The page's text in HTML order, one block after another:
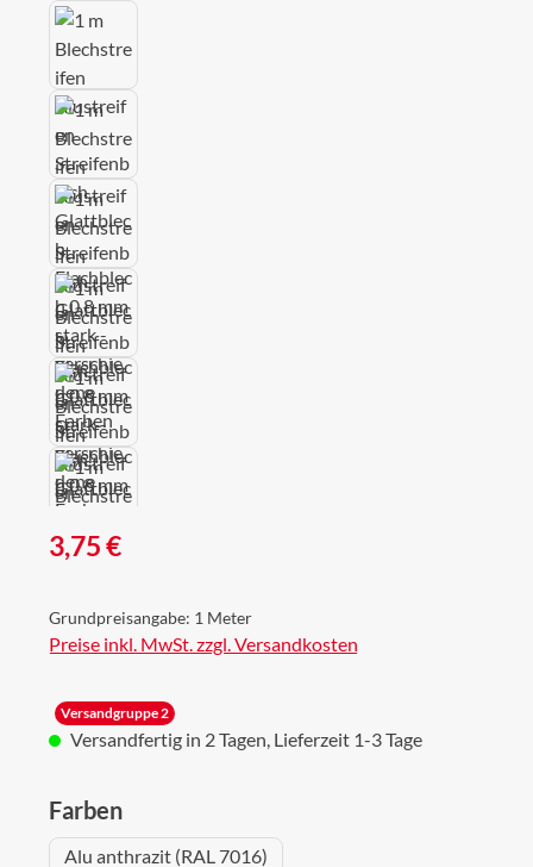
Regulärer Preis:
3,75 €
Grundpreisangabe: 1 Meter
Preise inkl. MwSt. zzgl. Versandkosten
Versandgruppe 2
Versandfertig in 2 Tagen, Lieferzeit 1-3 Tage
Farbenauswählen
Alu anthrazit (RAL 7016)